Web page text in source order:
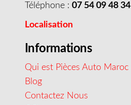
Téléphone : 07 54 09 48 34
Localisation
Informations
Qui est Pièces Auto Maroc
Blog
Contactez Nous